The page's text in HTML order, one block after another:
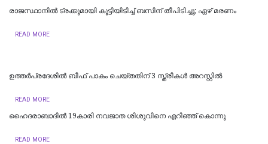
രാജസ്ഥാനില്‍ ട്രക്കുമായി കൂട്ടിയിടിച്ച് ബസിന് തീപിടിച്ചു; ഏഴ് മരണം
READ MORE
ഉത്തര്‍പ്രദേശില്‍ ബീഫ് പാകം ചെയ്തതിന് 3 സ്ത്രീകള്‍ അറസ്റ്റില്‍
READ MORE
ഹൈദരാബാദില്‍ 19കാരി നവജാത ശിശുവിനെ എറിഞ്ഞ് കൊന്നു
READ MORE